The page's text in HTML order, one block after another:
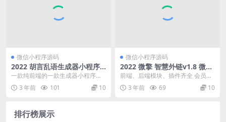
微信小程序源码
2022 胡言乱语生成器小程序
源码 优化版
一款纯前端的一款生成器小程序源
码，新增加了N款多样化的模板，
另外也优化了之前那款...
3 年前 101 10
微信小程序源码
2022 微擎 智慧外链v1.8 微信
小程序源码
前端、后端模块、插件齐全 会员付
费模式 √已上线 场景自动识别（微
信内、外、...
3 年前 69 10
排行榜展示